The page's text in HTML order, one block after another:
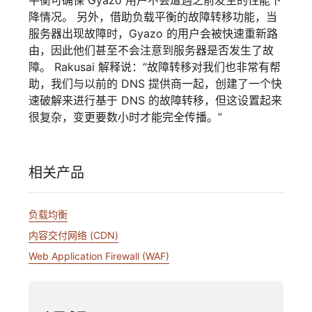
降情况。 另外，借助负载平衡的故障转移功能，当
服务器出现故障时，Gyazo 的用户会被快速重新路
由，因此他们甚至不会注意到服务器是否发生了故
障。 Rakusai 解释说：“故障转移对我们也非常有帮
助，我们与以前的 DNS 提供商一起，创建了一个快
速破解来进行基于 DNS 的故障转移，但这设置起来
很复杂，变更要数小时才能完全传播。”
相关产品
负载均衡
内容交付网络 (CDN)
Web Application Firewall (WAF)